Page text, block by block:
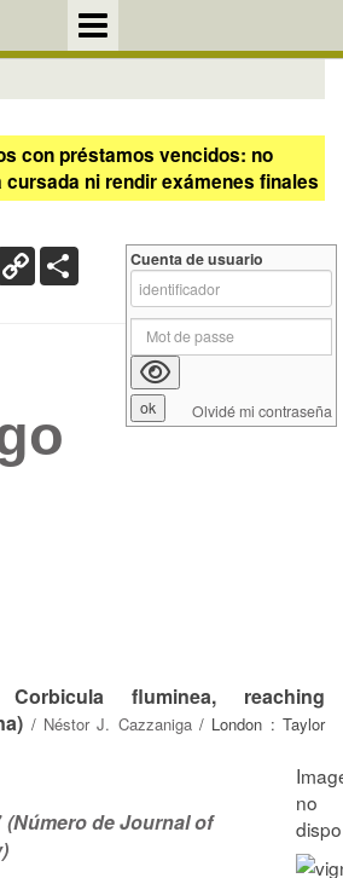
con préstamos vencidos: no
ni rendir exámenes finales
Copy
Link
fluminea, reaching
/ Néstor J. Cazzaniga/ London : Taylor
(Número de Journal of
Cuenta de usuario
Olvidé mi contraseña